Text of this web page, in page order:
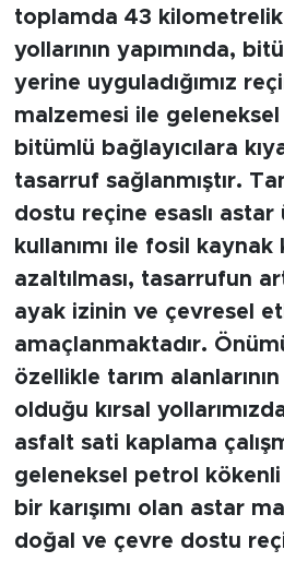
toplamda 43 kilometrelik
yollarının yapımında,
yerine uyguladığımız
malzemesi ile geleneksel
bitümlü bağlayıcılara
tasarruf sağlanmıştır.
dostu reçine esaslı astar
kullanımı ile fosil kaynak
azaltılması, tasarrufun
ayak izinin ve çevresel
amaçlanmaktadır.
özellikle tarım
olduğu kırsal
asfalt sati kaplama
geleneksel petrol
bir karışımı olan astar
doğal ve çevre dostu